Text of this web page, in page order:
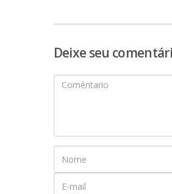
Deixe seu